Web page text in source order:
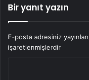
Bir yanıt yazın
E-posta adresiniz
işaretlenmişlerdir